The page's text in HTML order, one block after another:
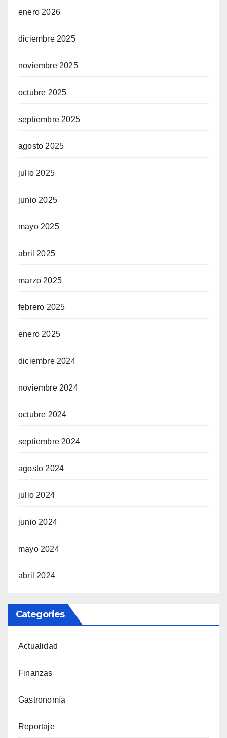
enero 2026
diciembre 2025
noviembre 2025
octubre 2025
septiembre 2025
agosto 2025
julio 2025
junio 2025
mayo 2025
abril 2025
marzo 2025
febrero 2025
enero 2025
diciembre 2024
noviembre 2024
octubre 2024
septiembre 2024
agosto 2024
julio 2024
junio 2024
mayo 2024
abril 2024
Categories
Actualidad
Finanzas
Gastronomía
Reportaje